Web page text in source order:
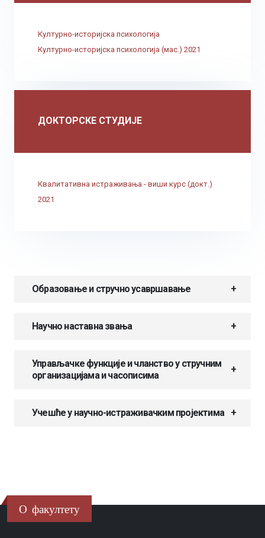
Културно-историјска психологија
Културно-историјска психологија (мас.) 2021
ДОКТОРСКЕ СТУДИЈЕ
Квалитативна истраживања - виши курс (докт.)
2021
Образовање и стручно усавршавање
Научно наставна звања
Управљачке функције и чланство у стручним
организацијама и часописима
Учешће у научно-истраживачким пројектима
О факултету